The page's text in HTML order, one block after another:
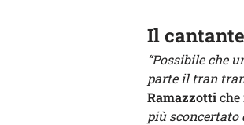
Il
“Possibile che
parte il tran
Ramazzotti
più sconcertato